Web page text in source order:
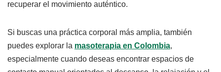
recuperar el movimiento auténtico.
Si buscas una práctica corporal más amplia, también
puedes explorar la masoterapia en Colombia,
especialmente cuando deseas encontrar espacios de